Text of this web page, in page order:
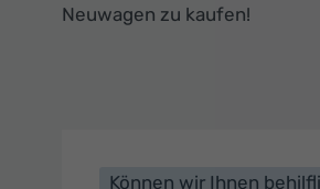
Neuwagen zu kaufen!
Können wir Ihnen